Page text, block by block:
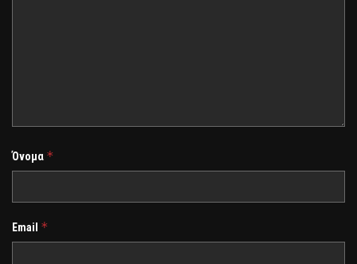
Όνομα *
Email *